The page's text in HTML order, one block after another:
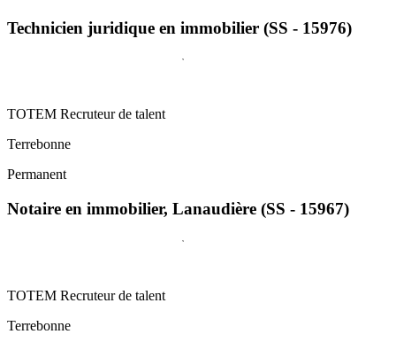
Technicien juridique en immobilier (SS - 15976)
TOTEM Recruteur de talent
Terrebonne
Permanent
Notaire en immobilier, Lanaudière (SS - 15967)
TOTEM Recruteur de talent
Terrebonne